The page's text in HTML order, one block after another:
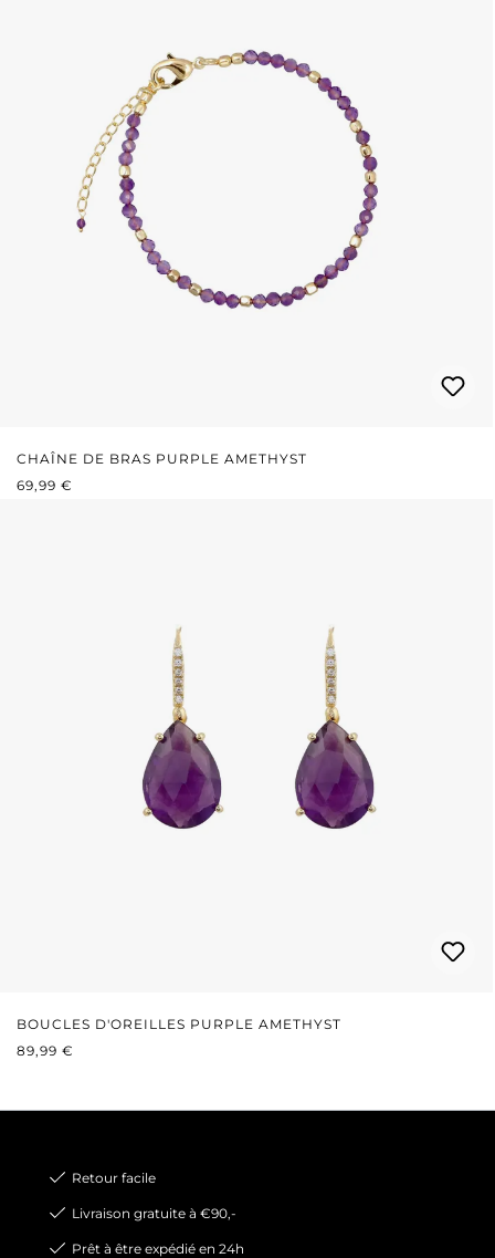
CHAÎNE DE BRAS PURPLE AMETHYST
PRIX RÉGULIER :
69,99 €
BOUCLES D'OREILLES PURPLE AMETHYST
PRIX RÉGULIER :
89,99 €
Retour facile
Livraison gratuite à €90,-
Prêt à être expédié en 24h